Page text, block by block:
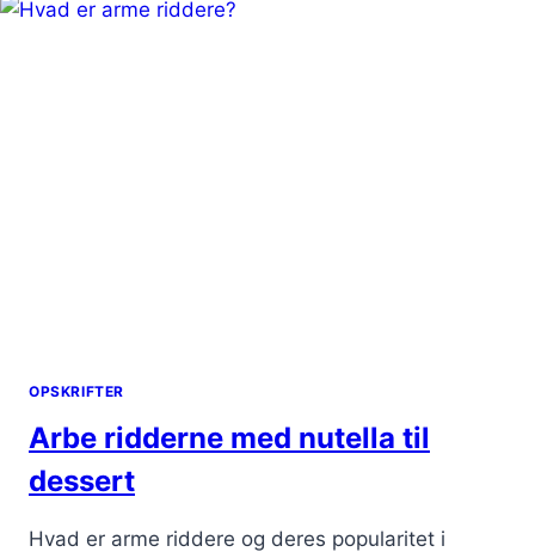
OG
OPSKRIFTER
Arbe ridderne med nutella til
dessert
Hvad er arme riddere og deres popularitet i